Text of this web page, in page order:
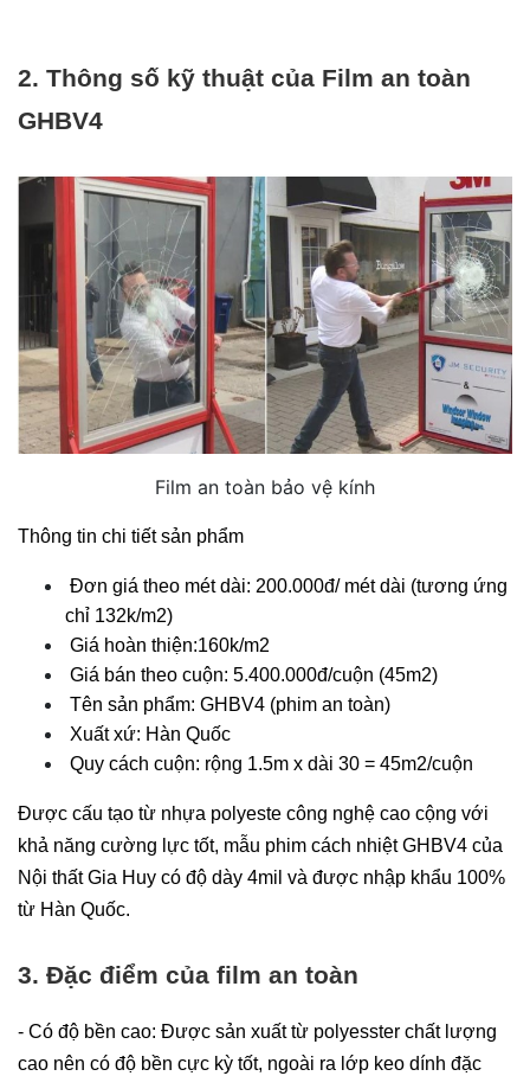
2. Thông số kỹ thuật của Film an toàn
GHBV4
Film an toàn bảo vệ kính
Thông tin chi tiết sản phẩm
Đơn giá theo mét dài: 200.000đ/ mét dài (tương ứng
chỉ 132k/m2)
Giá hoàn thiện:160k/m2
Giá bán theo cuộn: 5.400.000đ/cuộn (45m2)
Tên sản phẩm: GHBV4 (phim an toàn)
Xuất xứ: Hàn Quốc
Quy cách cuộn: rộng 1.5m x dài 30 = 45m2/cuộn
Được cấu tạo từ nhựa polyeste công nghệ cao cộng với
khả năng cường lực tốt, mẫu phim cách nhiệt GHBV4 của
Nội thất Gia Huy có độ dày 4mil và được nhập khẩu 100%
từ Hàn Quốc.
3. Đặc điểm của film an toàn
- Có độ bền cao: Được sản xuất từ polyesster chất lượng
cao nên có độ bền cực kỳ tốt, ngoài ra lớp keo dính đặc